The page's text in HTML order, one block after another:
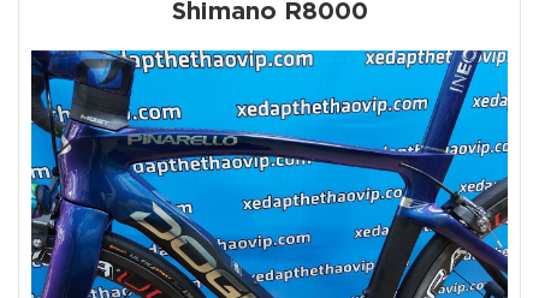
Shimano R8000